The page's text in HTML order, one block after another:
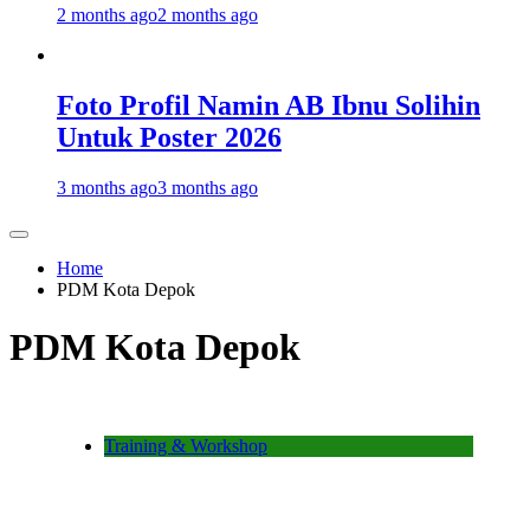
2 months ago2 months ago
Foto Profil Namin AB Ibnu Solihin
Untuk Poster 2026
3 months ago3 months ago
Home
PDM Kota Depok
PDM Kota Depok
Training & Workshop